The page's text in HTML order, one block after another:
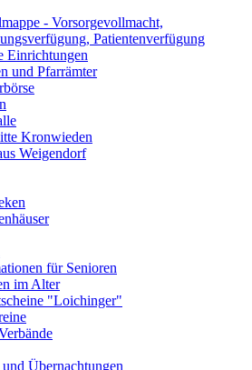
- Vorsorgevollmacht,
Patientenverfügung
Einrichtungen
und Pfarrämter
Kronwieden
Weigendorf
für Senioren
im Alter
"Loichinger"
Übernachtungen